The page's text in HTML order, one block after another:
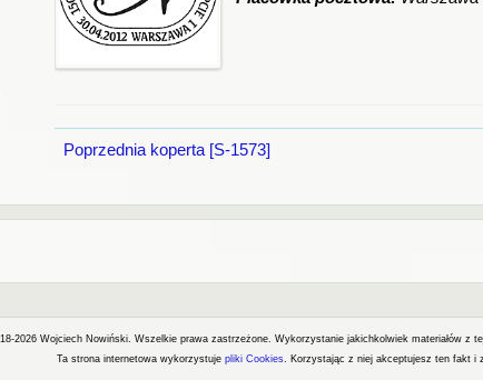
Poprzednia koperta [S-1573]
2026 Wojciech Nowiński. Wszelkie prawa zastrzeżone. Wykorzystanie jakichkolwiek materiałów z
Ta strona internetowa wykorzystuje pliki Cookies. Korzystając z niej akceptujesz ten fakt i